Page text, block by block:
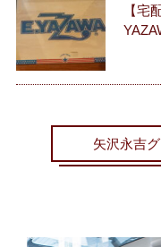
【宅
矢沢永吉